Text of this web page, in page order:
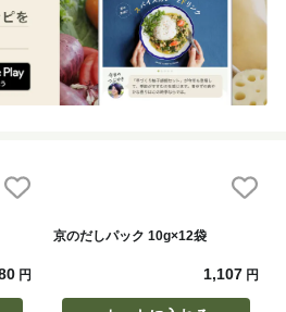
円
京のだしパック 10g×12袋
1,107 円